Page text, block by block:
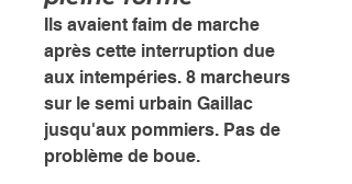
Ils avaient faim de marche
après cette interruption due
aux intempéries. 8 marcheurs
sur le semi urbain Gaillac
jusqu'aux pommiers. Pas de
problème de boue.